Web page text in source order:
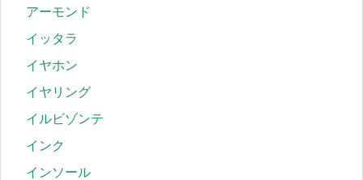
アーモンド
イッタラ
イヤホン
イヤリング
イルビゾンテ
インク
インソール